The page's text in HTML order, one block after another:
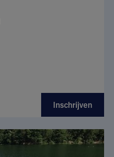
Inschrijven